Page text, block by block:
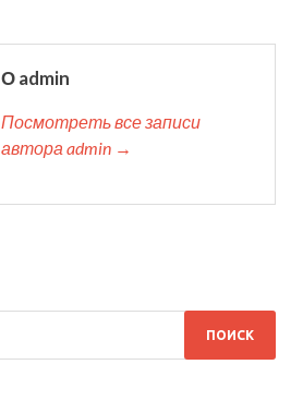
О admin
Посмотреть все записи
автора admin →